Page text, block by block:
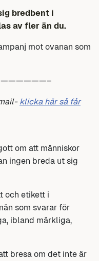
bredbent i
av fler än du.
mot ovanan som
klicka här så får
om att människor
ingen breda ut sig
och etikett i
som svarar för
ibland märkliga,
bresa om det inte är